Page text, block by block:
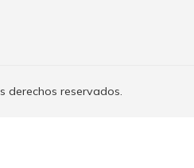
reservados.